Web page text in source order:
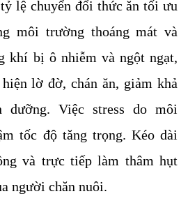
lệ chuyển đổi thức ăn tối ưu
môi trường thoáng mát và
khí bị ô nhiễm và ngột ngạt,
lờ đờ, chán ăn, giảm khả
dưỡng. Việc stress do môi
tốc độ tăng trọng. Kéo dài
và trực tiếp làm thâm hụt
người chăn nuôi.